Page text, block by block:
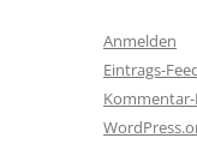
Anmelden
Eintrags-
Kommentar-